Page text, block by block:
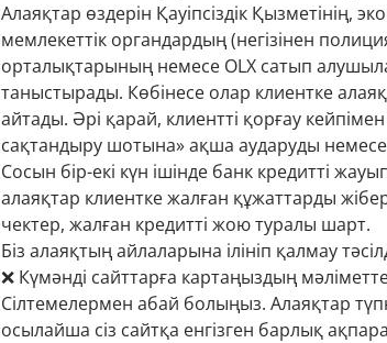
Алаяқтар өздерін Қауіпсіздік Қызметінің,
мемлекеттік органдардың (негізінен
орталықтарының немесе OLX сатып
таныстырады. Көбінесе олар клиентке
айтады. Әрі қарай, клиентті қорғау
сақтандыру шотына» ақша аударуды
Сосын бір-екі күн ішінде банк кредитті
алаяқтар клиентке жалған құжаттарды
чектер, жалған кредитті жою туралы шарт.
Біз алаяқтың айлаларына ілініп қалмау
❌ Күмәнді сайттарға картаңыздың
Сілтемелермен абай болыңыз. Алаяқтар
осылайша сіз сайтқа енгізген барлық